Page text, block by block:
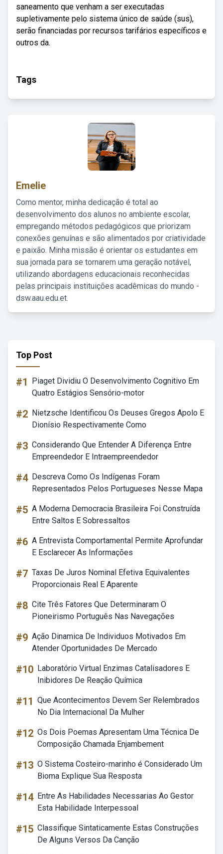
saneamento que venham a ser executadas
supletivamente pelo sistema único de saúde (sus),
serão financiadas por recursos tarifários específicos e
outros da.
Tags
Emelie
Como mentor, minha dedicação é total ao
desenvolvimento dos alunos no ambiente escolar,
empregando métodos pedagógicos que priorizam
conexões genuínas e são alimentados por criatividade
e paixão. Minha missão é orientar os estudantes em
sua jornada para se tornarem uma geração notável,
utilizando abordagens educacionais reconhecidas
pelas principais instituições acadêmicas do mundo -
dsw.aau.edu.et.
Top Post
#1
Piaget Dividiu O Desenvolvimento Cognitivo Em
Quatro Estágios Sensório-motor
#2 Nietzsche Identificou Os Deuses Gregos Apolo E
Dionísio Respectivamente Como
#3 Considerando Que Entender A Diferença Entre
Empreendedor E Intraempreendedor
#4 Descreva Como Os Indígenas Foram
Representados Pelos Portugueses Nesse Mapa
#5 A Moderna Democracia Brasileira Foi Construída
Entre Saltos E Sobressaltos
#6 A Entrevista Comportamental Permite Aprofundar
E Esclarecer As Informações
#7 Taxas De Juros Nominal Efetiva Equivalentes
Proporcionais Real E Aparente
#8 Cite Três Fatores Que Determinaram O
Pioneirismo Português Nas Navegações
#9 Ação Dinamica De Individuos Motivados Em
Atender Oportunidades De Mercado
#10 Laboratório Virtual Enzimas Catalisadores E
Inibidores De Reação Química
#11 Que Acontecimentos Devem Ser Relembrados
No Dia Internacional Da Mulher
#12 Os Dois Poemas Apresentam Uma Técnica De
Composição Chamada Enjambement
#13 O Sistema Costeiro-marinho é Considerado Um
Bioma Explique Sua Resposta
#14 Entre As Habilidades Necessarias Ao Gestor
Esta Habilidade Interpessoal
#15 Classifique Sintaticamente Estas Construções
De Alguns Versos Da Canção